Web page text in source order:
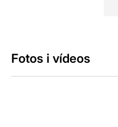
Fotos i vídeos